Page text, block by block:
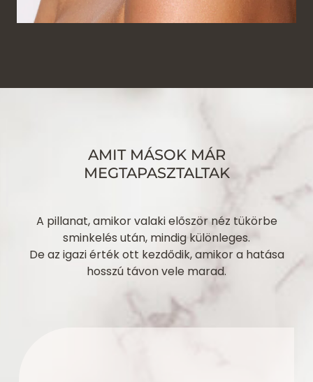
AMIT MÁSOK MÁR
MEGTAPASZTALTAK
A pillanat, amikor valaki először néz tükörbe
sminkelés után, mindig különleges.
De az igazi érték ott kezdődik, amikor a hatása
hosszú távon vele marad.